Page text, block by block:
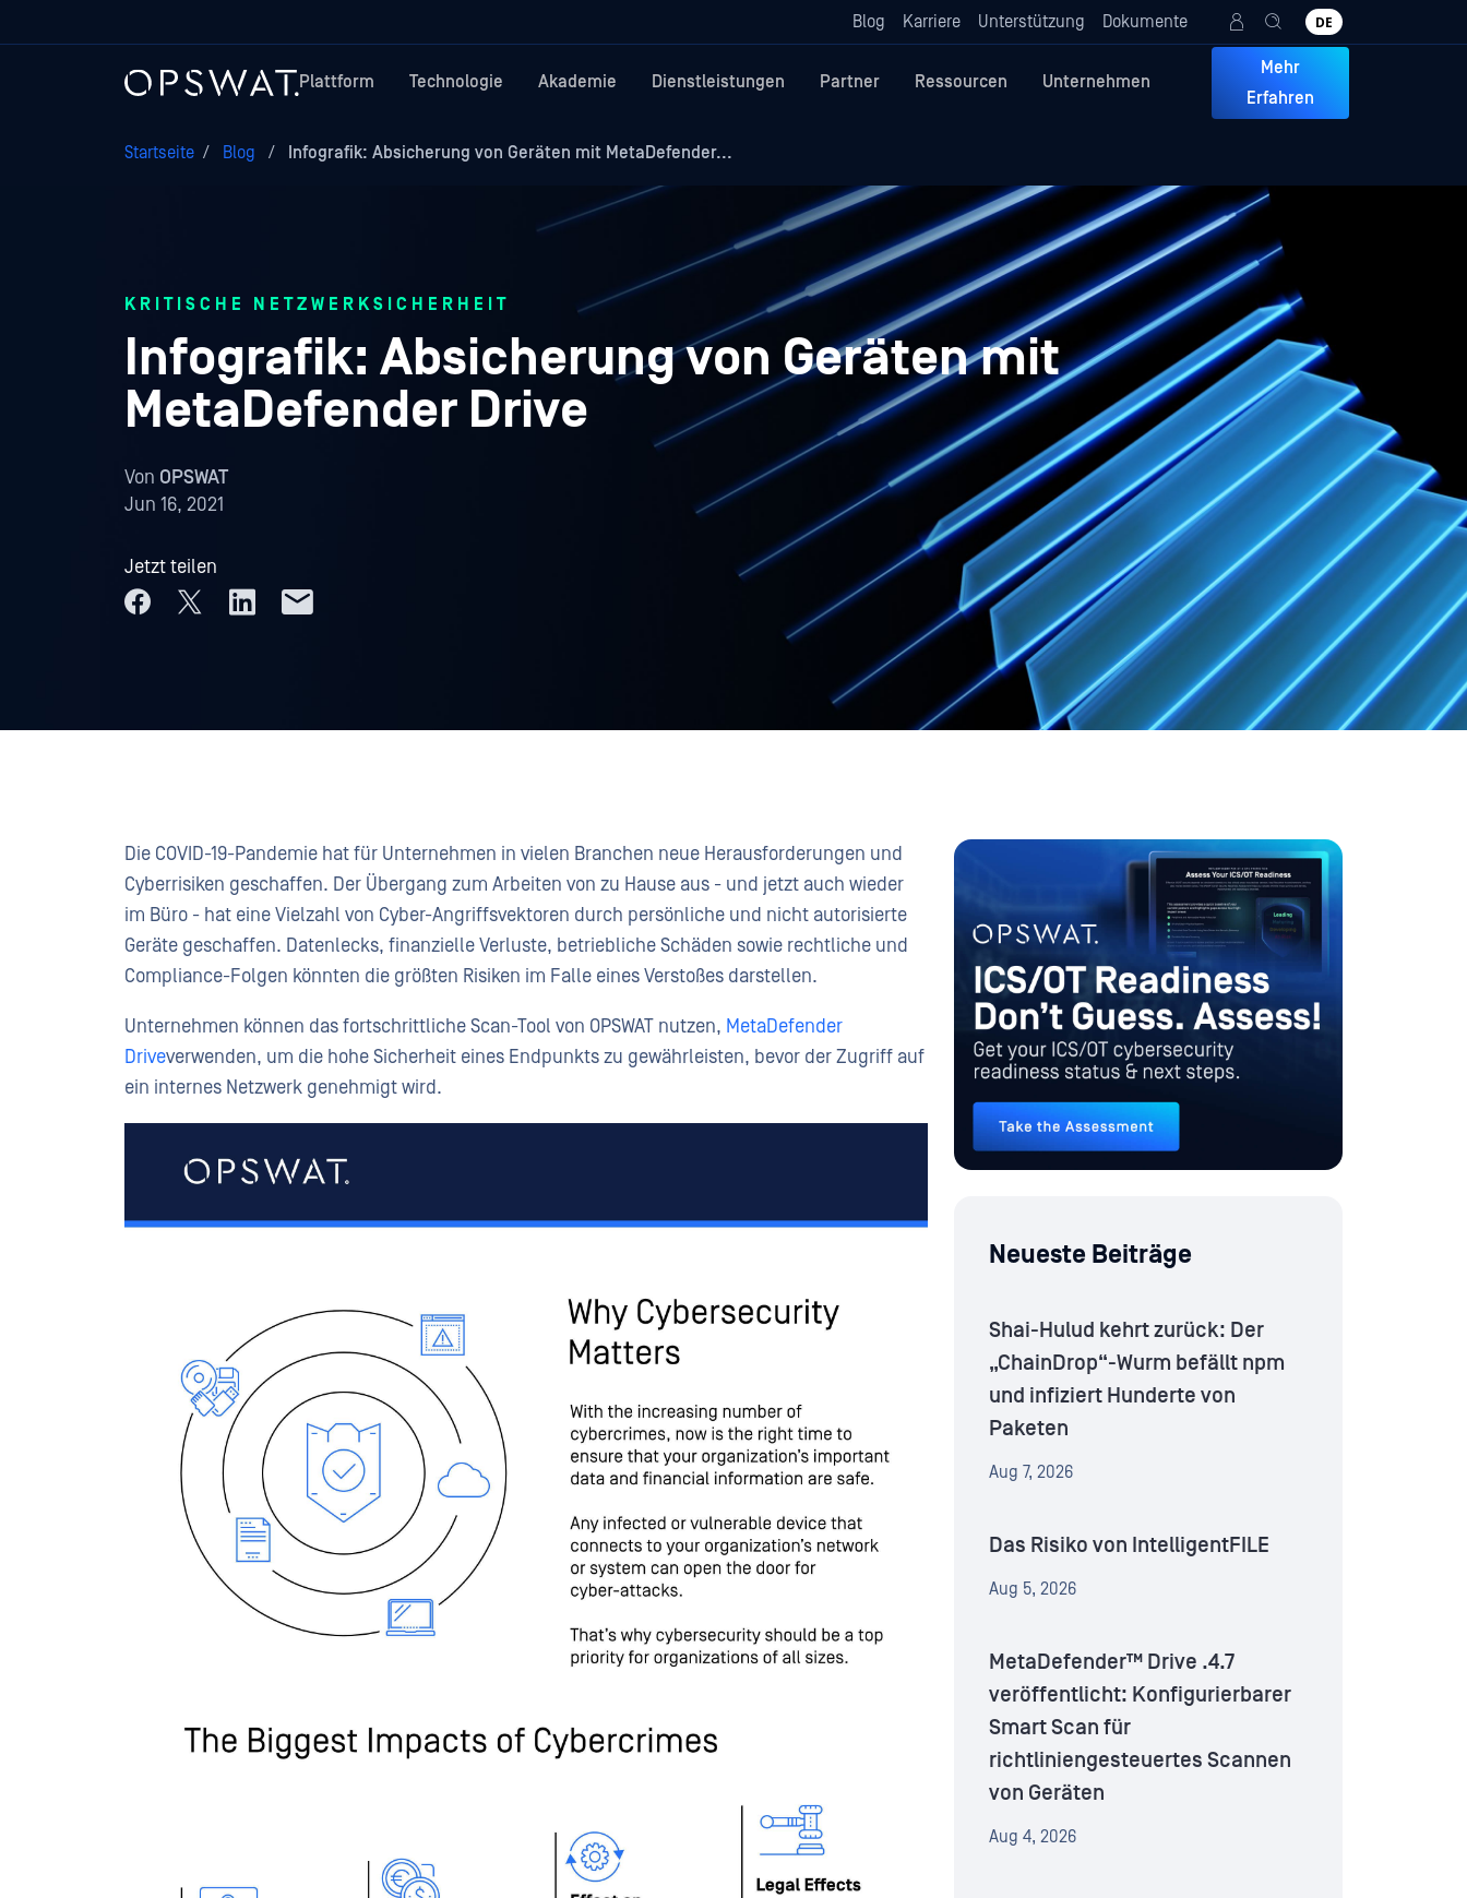
Blog Karriere Unterstützung Dokumente DE
Plattform Technologie Akademie Dienstleistungen Partner Ressourcen Unternehmen
Mehr
Erfahren
Startseite / Blog / Infografik: Absicherung von Geräten mit MetaDefender...
KRITISCHE NETZWERKSICHERHEIT
Infografik: Absicherung von Geräten mit
MetaDefender Drive
Von OPSWAT
Jun 16, 2021
Jetzt teilen
Die COVID-19-Pandemie hat für Unternehmen in vielen Branchen neue Herausforderungen und
Cyberrisiken geschaffen. Der Übergang zum Arbeiten von zu Hause aus - und jetzt auch wieder
im Büro - hat eine Vielzahl von Cyber-Angriffsvektoren durch persönliche und nicht autorisierte
Geräte geschaffen. Datenlecks, finanzielle Verluste, betriebliche Schäden sowie rechtliche und
Compliance-Folgen könnten die größten Risiken im Falle eines Verstoßes darstellen.
Unternehmen können das fortschrittliche Scan-Tool von OPSWAT nutzen, MetaDefender
Driveverwenden, um die hohe Sicherheit eines Endpunkts zu gewährleisten, bevor der Zugriff auf
ein internes Netzwerk genehmigt wird.
Neueste Beiträge
Shai-Hulud kehrt zurück: Der
„ChainDrop“-Wurm befällt npm
und infiziert Hunderte von
Paketen
Aug 7, 2026
Das Risiko von IntelligentFILE
Aug 5, 2026
MetaDefender™ Drive .4.7
veröffentlicht: Konfigurierbarer
Smart Scan für
richtliniengesteuertes Scannen
von Geräten
Aug 4, 2026